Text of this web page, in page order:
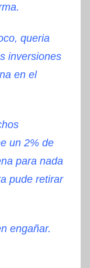
queria
inversiones
en el
un 2% de
para nada
pude retirar
engañar.